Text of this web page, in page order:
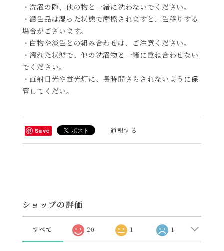
・洗濯の際、他の物と一緒に洗わないでください。
・濃色品は湿った状態で摩擦されますと、色移りする
場合がございます。
・白物や淡色との組み合わせは、ご注意ください。
・濡れた状態で、他の洗濯物と一緒に重ね合わせない
でください。
・直射日光や蛍光灯に、長時間さらされないように保
管してくだい。
Save 通報する
ショップの評価
すべて 20 1 1